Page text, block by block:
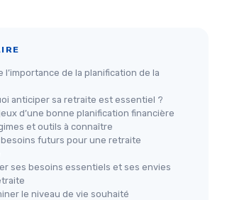
l’importance de la planification de la
anticiper sa retraite est essentiel ?
d’une bonne planification financière
et outils à connaître
besoins futurs pour une retraite
ses besoins essentiels et ses envies
le niveau de vie souhaité